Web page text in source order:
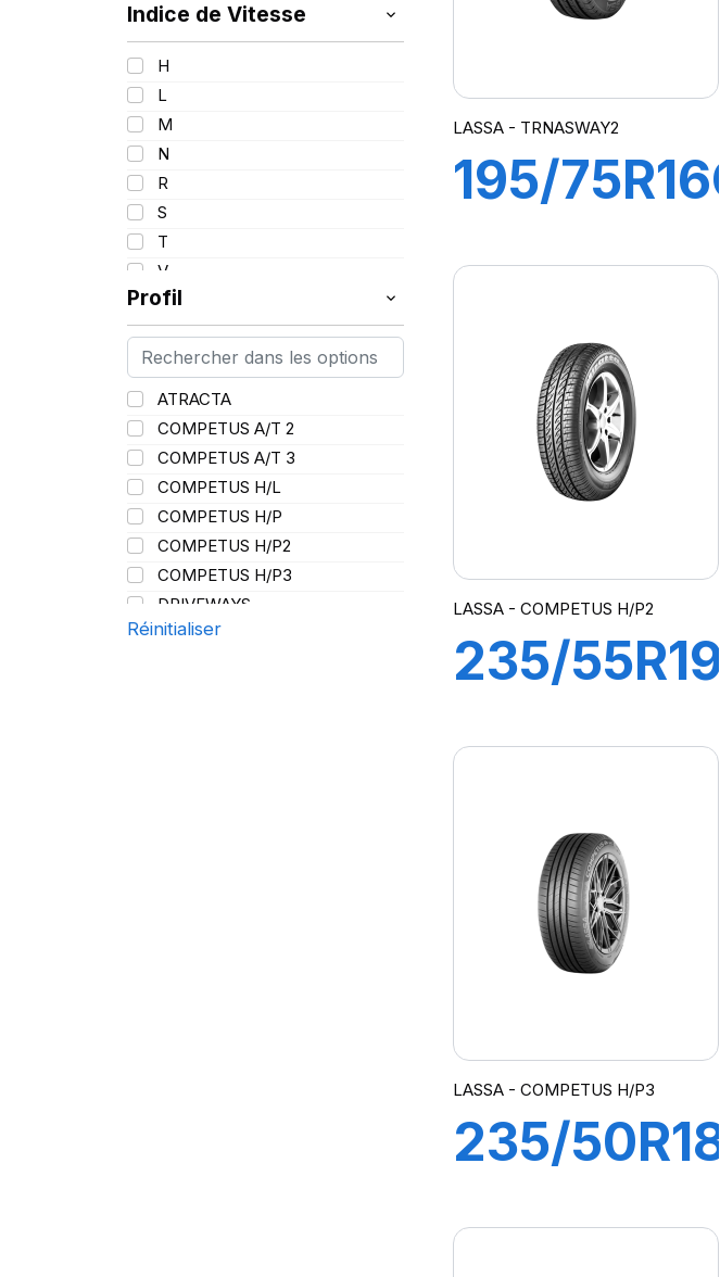
98
99
99/97
100
101
102
102/100
103
103/101
104
104/102
105
106
106/104
107
107/105
108
108/107
109
109/107
110/108
19
20
21
Indice de Vitesse
H
L
M
N
R
S
T
V
W
Y
Profil
ATRACTA
COMPETUS A/T 2
COMPETUS A/T 3
COMPETUS H/L
COMPETUS H/P
COMPETUS H/P2
COMPETUS H/P3
DRIVEWAYS
DRIVEWAYS SPORT
Réinitialiser
LASSA - TRNASWAY2
195/75R16C
LASSA - COMPETUS H/P2
235/55R19
H/P2
LASSA - COMPETUS H/P3
235/50R18